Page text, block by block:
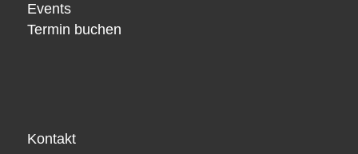
Events
Termin buchen
Kontakt